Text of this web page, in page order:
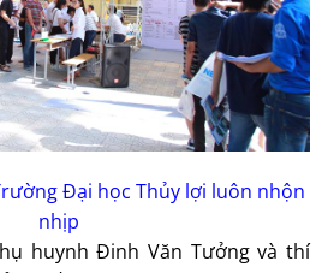
Đại học Thủy lợi luôn nhộn
nhịp
huynh Đinh Văn Tưởng và thí